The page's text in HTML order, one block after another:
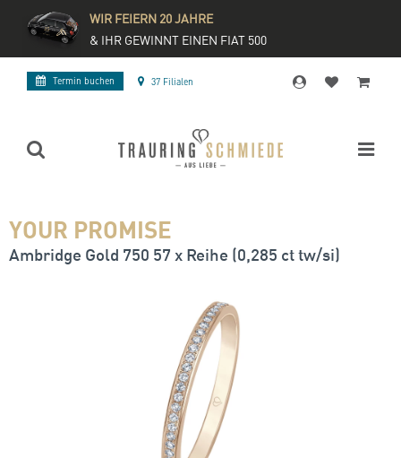
WIR FEIERN 20 JAHRE
& IHR GEWINNT EINEN FIAT 500
Termin buchen 37 Filialen
YOUR PROMISE
Ambridge Gold 750 57 x Reihe (0,285 ct tw/si)